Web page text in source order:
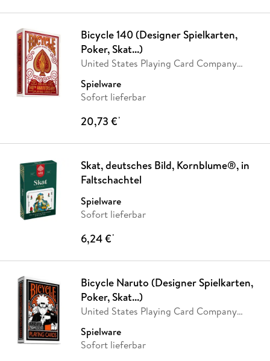
Bicycle 140 (Designer Spielkarten,
Poker, Skat...)
United States Playing Card Company
Spielware
Sofort lieferbar
20,73 €*
Skat, deutsches Bild, Kornblume®, in
Faltschachtel
Spielware
Sofort lieferbar
6,24 €*
Bicycle Naruto (Designer Spielkarten,
Poker, Skat...)
United States Playing Card Company
Spielware
Sofort lieferbar